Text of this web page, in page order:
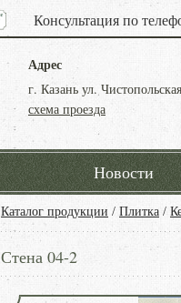
Консультация по
Адрес
г. Казань ул.
схема проезда
Новости
Каталог продукции / Плитка /
Стена 04-2